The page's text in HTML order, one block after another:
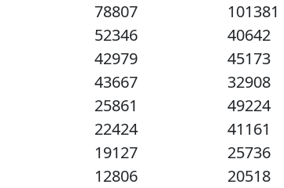
78807
101381
52346
40642
42979
45173
43667
32908
25861
49224
22424
41161
19127
25736
12806
20518